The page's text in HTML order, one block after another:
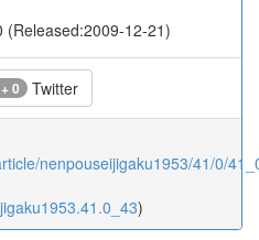
12-21)
0 Twitter
nenpouseijigaku1953/41/0/
)